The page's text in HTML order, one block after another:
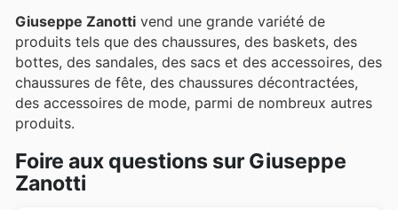
Giuseppe Zanotti vend une grande variété de
produits tels que des chaussures, des baskets, des
bottes, des sandales, des sacs et des accessoires, des
chaussures de fête, des chaussures décontractées,
des accessoires de mode, parmi de nombreux autres
produits.
Foire aux questions sur Giuseppe
Zanotti